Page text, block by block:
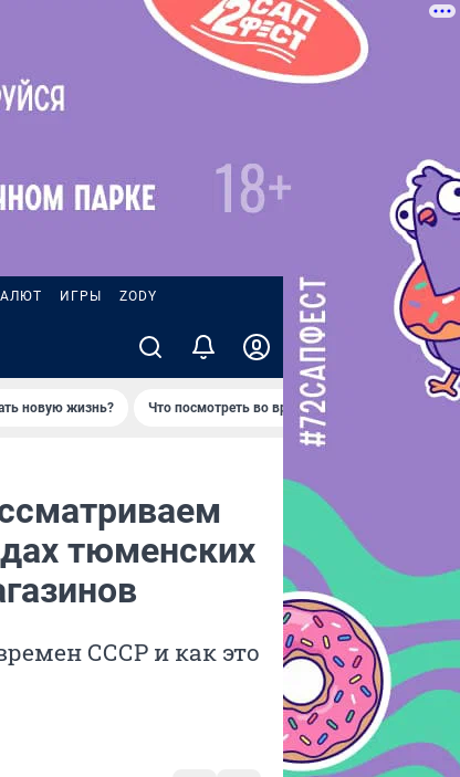
ИГРЫ ZODY
новую жизнь? Что посмотреть во время отпуска в
тюменских
СССР и как это